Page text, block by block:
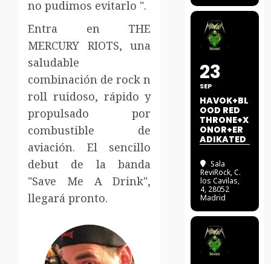
no pudimos evitarlo ".
Entra en THE
MERCURY RIOTS, una
saludable
combinación de rock n
roll ruidoso, rápido y
propulsado por
combustible de
aviación. El sencillo
debut de la banda
"Save Me A Drink",
llegará pronto.
23
SEP
HAVOK+BL
OOD RED
THRONE+X
ONOR+ER
ADIKATED
Sala
ReviRock, C.
los Cavilas,
4, 28052
Madrid